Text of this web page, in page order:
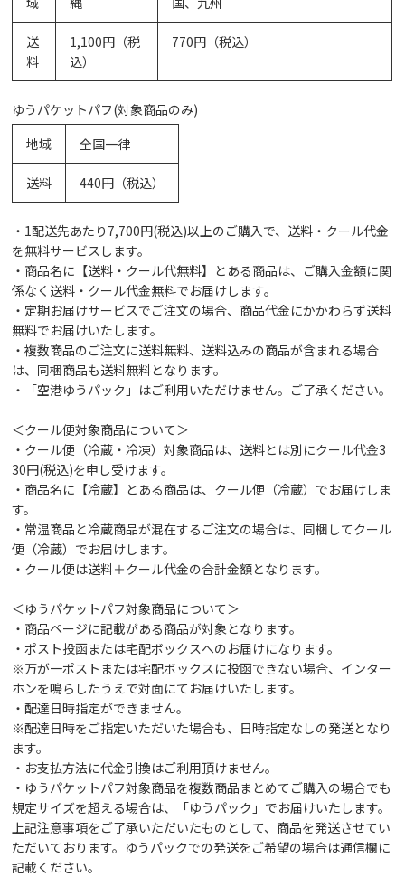
送
料
1,100円（税
込）
770円（税込）
ゆうパケットパフ(対象商品のみ)
地域
全国一律
送料 440円（税込）
・1配送先あたり7,700円(税込)以上のご購入で、送料・クール代金
を無料サービスします。
・商品名に【送料・クール代無料】とある商品は、ご購入金額に関
係なく送料・クール代金無料でお届けします。
・定期お届けサービスでご注文の場合、商品代金にかかわらず送料
無料でお届けいたします。
・複数商品のご注文に送料無料、送料込みの商品が含まれる場合
は、同梱商品も送料無料となります。
・「空港ゆうパック」はご利用いただけません。ご了承ください。
＜クール便対象商品について＞
・クール便（冷蔵・冷凍）対象商品は、送料とは別にクール代金3
30円(税込)を申し受けます。
・商品名に【冷蔵】とある商品は、クール便（冷蔵）でお届けしま
す。
・常温商品と冷蔵商品が混在するご注文の場合は、同梱してクール
便（冷蔵）でお届けします。
・クール便は送料＋クール代金の合計金額となります。
＜ゆうパケットパフ対象商品について＞
・商品ページに記載がある商品が対象となります。
・ポスト投函または宅配ボックスへのお届けになります。
※万が一ポストまたは宅配ボックスに投函できない場合、インター
ホンを鳴らしたうえで対面にてお届けいたします。
・配達日時指定ができません。
※配達日時をご指定いただいた場合も、日時指定なしの発送となり
ます。
・お支払方法に代金引換はご利用頂けません。
・ゆうパケットパフ対象商品を複数商品まとめてご購入の場合でも
規定サイズを超える場合は、「ゆうパック」でお届けいたします。
上記注意事項をご了承いただいたものとして、商品を発送させてい
ただいております。ゆうパックでの発送をご希望の場合は通信欄に
記載ください。